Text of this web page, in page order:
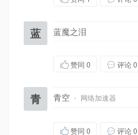
蓝 蓝魔之泪
赞同 0 评论 0
青 青空 · 网络加速器
赞同 0 评论 0